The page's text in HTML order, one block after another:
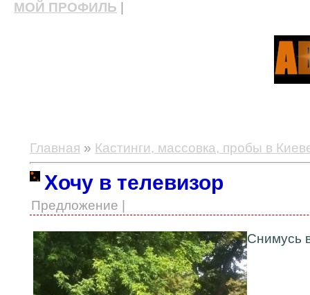
МОЙ ПРОФИЛЬ
Главная » Кастинги, массовка, пробы в
Хочу в телевизор
Предложение |
Снимусь